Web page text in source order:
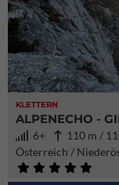
KLETTERN
ALPENECHO -
6+
110 m /
Österreich /